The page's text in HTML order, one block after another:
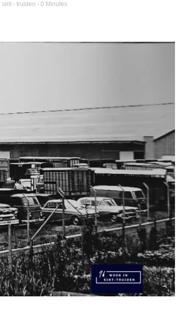
sint - truiden - 0 Minutes